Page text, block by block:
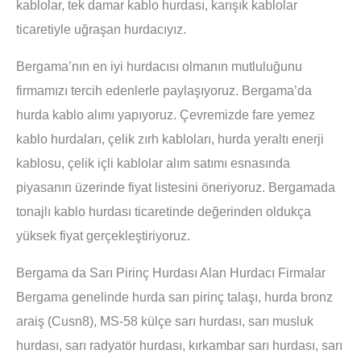
kablolar, tek damar kablo hurdası, karışık kablolar
ticaretiyle uğraşan hurdacıyız.
Bergama’nın en iyi hurdacısı olmanın mutluluğunu
firmamızı tercih edenlerle paylaşıyoruz. Bergama’da
hurda kablo alımı yapıyoruz. Çevremizde fare yemez
kablo hurdaları, çelik zırh kabloları, hurda yeraltı enerji
kablosu, çelik içli kablolar alım satımı esnasında
piyasanın üzerinde fiyat listesini öneriyoruz. Bergamada
tonajlı kablo hurdası ticaretinde değerinden oldukça
yüksek fiyat gerçekleştiriyoruz.
Bergama da Sarı Pirinç Hurdası Alan Hurdacı Firmalar
Bergama genelinde hurda sarı pirinç talaşı, hurda bronz
araiş (Cusn8), MS-58 külçe sarı hurdası, sarı musluk
hurdası, sarı radyatör hurdası, kırkambar sarı hurdası, sarı